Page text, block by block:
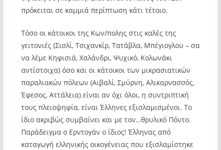
πρόκειται σε καμμιά περίπτωση κάτι τέτοιο.
Τόσο οι κάτοικοι της Κων/πολης στις καλές της
γειτονιές (Σισλί, Τσιχανκίρ, Τατάβλα, Μπέγιογλου – σα
να λέμε Κηφισιά, Χαλάνδρι, Ψυχικό, Κολωνάκι
αντίστοιχα) όσο και οι κάτοικοι των μικρασιατικών
παραλιακών πόλεων (Αιβαλί, Σμύρνη, Αλικαρνασσός,
Έφεσος, Αττάλεια) είναι αν όχι όλοι, η συντριπτική
τους πλειοψηφία, είναι Έλληνες εξισλαμισμένοι. Το
ίδιο ακριβώς συμβαίνει και με τον…θρυλικό Πόντο.
Παράδειγμα ο Ερντογάν ο ίδιος! Έλληνας από
καταγωγή ελληνικής οικογένειας που εξισλαμίστηκε